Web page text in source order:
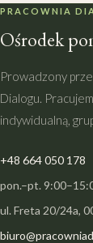
PRACOWNIA
Ośrodek
Prowadzony
Dialogu.
indywidualną,
+48 664 050 178
pon.–pt.
ul. Freta 20/24a,